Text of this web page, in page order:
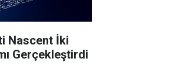
Nascent İki
Gerçekleştirdi